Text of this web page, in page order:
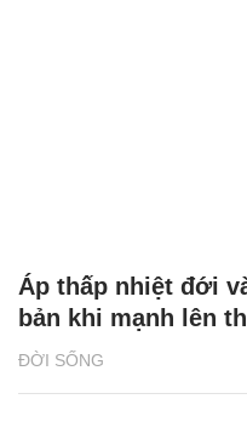
ĐỜI SỐNG
Áp thấp nhiệt đới
bản khi mạnh lên